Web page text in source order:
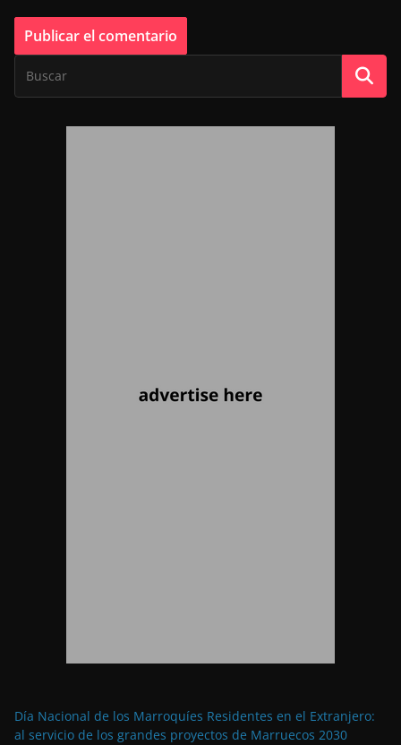
Día Nacional de los Marroquíes Residentes en el Extranjero:
al servicio de los grandes proyectos de Marruecos 2030